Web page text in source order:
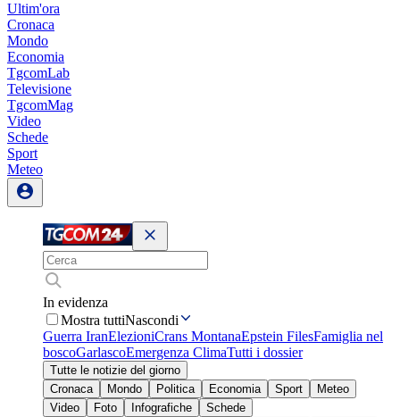
Ultim'ora
Cronaca
Mondo
Economia
TgcomLab
Televisione
TgcomMag
Video
Schede
Sport
Meteo
In evidenza
Mostra tuttiNascondi
Guerra IranElezioniCrans MontanaEpstein FilesFamiglia nel
boscoGarlascoEmergenza ClimaTutti i dossier
Tutte le notizie del giorno
Cronaca
Mondo Politica Economia Sport
Meteo
Video
Foto Infografiche
Schede